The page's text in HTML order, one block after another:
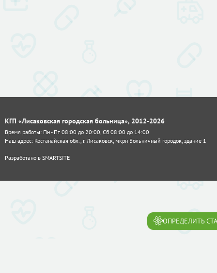
КГП «Лисаковская городская больница», 2012-2026
Время работы: Пн - Пт 08:00 до 20:00, Сб 08:00 до 14:00
Наш адрес: Костанайская обл., г. Лисаковск, мкрн Больничный городок, здание 1
Разработано в SMARTSITE
ОПРЕДЕЛИТЬ